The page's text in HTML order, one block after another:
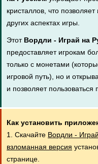
кристаллов, что
других аспектах игры.
Этот Вордли - Играй на
предоставляет игрокам
только с монетами
игровой путь), но и
и позволяет
Как установить
1. Скачайте Вордли -
взломанная версия
странице.